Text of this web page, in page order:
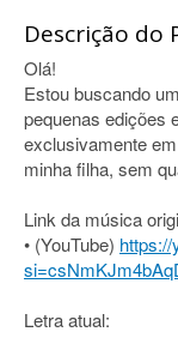
Descrição do
Olá!
Estou buscando
pequenas edições
exclusivamente
minha filha, sem
Link da música
• (YouTube)
Letra atual: